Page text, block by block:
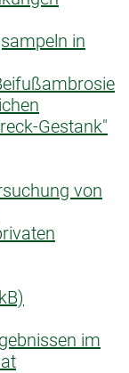
in
Gestank"
von
im